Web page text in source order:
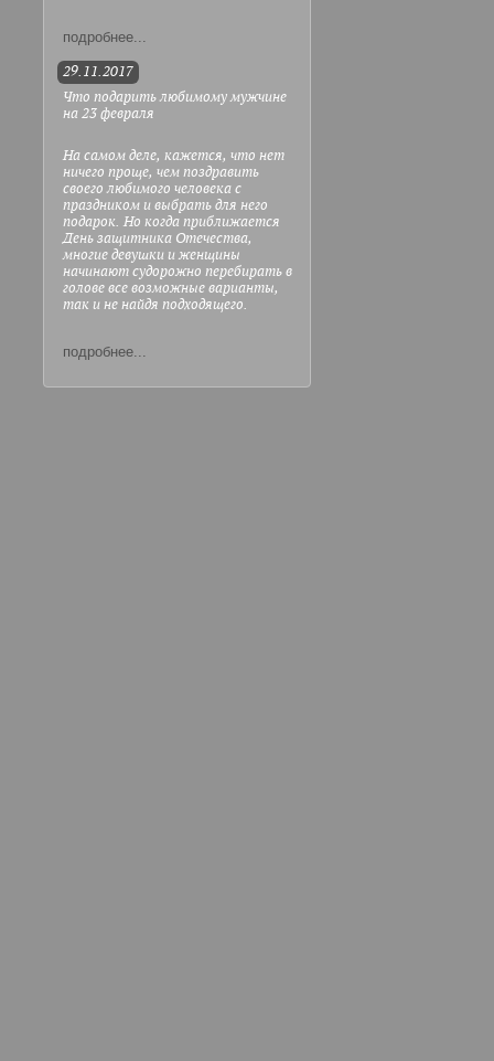
подробнее...
29.11.2017
Что подарить любимому мужчине
на 23 февраля
На самом деле, кажется, что нет
ничего проще, чем поздравить
своего любимого человека с
праздником и выбрать для него
подарок. Но когда приближается
День защитника Отечества,
многие девушки и женщины
начинают судорожно перебирать в
голове все возможные варианты,
так и не найдя подходящего.
подробнее...